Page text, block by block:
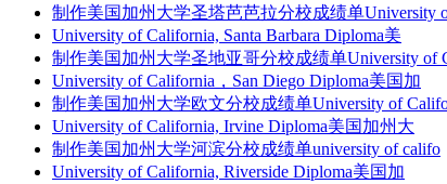
制作美国加州大学圣塔芭芭拉分校成绩单University
University of California, Santa Barbara Diploma美
制作美国加州大学圣地亚哥分校成绩单University of
University of California，San Diego Diploma美国加
制作美国加州大学欧文分校成绩单University of
University of California, Irvine Diploma美国加州大
制作美国加州大学河滨分校成绩单university of califo
University of California, Riverside Diploma美国加